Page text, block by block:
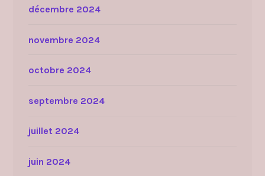
décembre 2024
novembre 2024
octobre 2024
septembre 2024
juillet 2024
juin 2024